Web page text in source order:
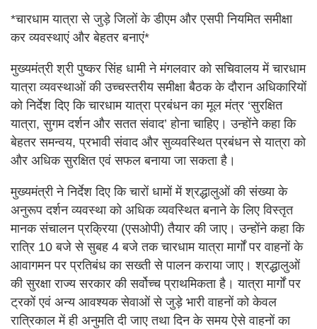
*चारधाम यात्रा से जुड़े जिलों के डीएम और एसपी नियमित समीक्षा
कर व्यवस्थाएं और बेहतर बनाएं*
मुख्यमंत्री श्री पुष्कर सिंह धामी ने मंगलवार को सचिवालय में चारधाम
यात्रा व्यवस्थाओं की उच्चस्तरीय समीक्षा बैठक के दौरान अधिकारियों
को निर्देश दिए कि चारधाम यात्रा प्रबंधन का मूल मंत्र ‘सुरक्षित
यात्रा, सुगम दर्शन और सतत संवाद’ होना चाहिए। उन्होंने कहा कि
बेहतर समन्वय, प्रभावी संवाद और सुव्यवस्थित प्रबंधन से यात्रा को
और अधिक सुरक्षित एवं सफल बनाया जा सकता है।
मुख्यमंत्री ने निर्देश दिए कि चारों धामों में श्रद्धालुओं की संख्या के
अनुरूप दर्शन व्यवस्था को अधिक व्यवस्थित बनाने के लिए विस्तृत
मानक संचालन प्रक्रिया (एसओपी) तैयार की जाए। उन्होंने कहा कि
रात्रि 10 बजे से सुबह 4 बजे तक चारधाम यात्रा मार्गों पर वाहनों के
आवागमन पर प्रतिबंध का सख्ती से पालन कराया जाए। श्रद्धालुओं
की सुरक्षा राज्य सरकार की सर्वोच्च प्राथमिकता है। यात्रा मार्गों पर
ट्रकों एवं अन्य आवश्यक सेवाओं से जुड़े भारी वाहनों को केवल
रात्रिकाल में ही अनुमति दी जाए तथा दिन के समय ऐसे वाहनों का